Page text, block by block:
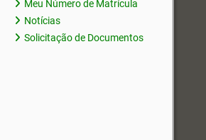
Meu Número de Matrícula
Notícias
Solicitação de Documentos